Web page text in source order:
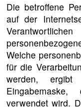
Die betroffene
auf der
Welche
für die
werden,
verwendet wird.